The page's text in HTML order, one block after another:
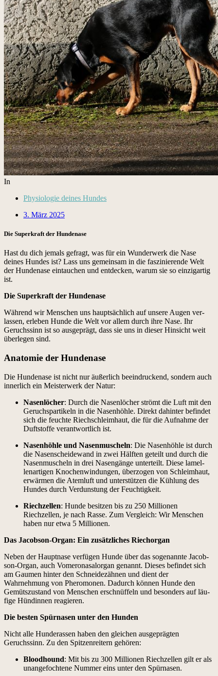
In
Physiologie deines Hundes
3. März 2025
Die Superkraft der Hundenase
Hast du dich jemals gefragt, was für ein Wun­der­w­erk die Nase
deines Hun­des ist? Lass uns gemein­sam in die faszinierende Welt
der Hun­de­nase ein­tauchen und ent­deck­en, warum sie so einzi­gar­tig
ist.
Die Superkraft der Hun­de­nase
Während wir Men­schen uns haupt­säch­lich auf unsere Augen ver­
lassen, erleben Hunde die Welt vor allem durch ihre Nase. Ihr
Geruchssinn ist so aus­geprägt, dass sie uns in dieser Hin­sicht weit
über­legen sind.
Anatomie der Hundenase
Die Hun­de­nase ist nicht nur äußer­lich beein­druck­end, son­dern auch
inner­lich ein Meis­ter­w­erk der Natur:
Nasen­löch­er: Durch die Nasen­löch­er strömt die Luft mit den
Geruchspar­tikeln in die Nasen­höh­le. Direkt dahin­ter befind­et
sich die feuchte Riech­schleimhaut, die für die Auf­nahme der
Duft­stoffe ver­ant­wortlich ist.
Nasen­höh­le und Nasen­muscheln: Die Nasen­höh­le ist durch
die Nasen­schei­de­wand in zwei Hälften geteilt und durch die
Nasen­muscheln in drei Nasen­gänge unterteilt. Diese lamel­
lenar­ti­gen Knochen­win­dun­gen, über­zo­gen von Schleimhaut,
erwär­men die Atem­luft und unter­stützen die Küh­lung des
Hun­des durch Ver­dun­stung der Feuchtigkeit.
Riechzellen: Hunde besitzen bis zu 250 Mil­lio­nen
Riechzellen, je nach Rasse. Zum Ver­gle­ich: Wir Men­schen
haben nur etwa 5 Mil­lio­nen.
Das Jacob­son-Organ: Ein zusät­zlich­es Riechor­gan
Neben der Haupt­nase ver­fü­gen Hunde über das soge­nan­nte Jacob­
son-Organ, auch Vomeronasa­lor­gan genan­nt. Dieses befind­et sich
am Gau­men hin­ter den Schnei­dezäh­nen und dient der
Wahrnehmung von Pheromo­nen. Dadurch kön­nen Hunde den
Gemüt­szu­s­tand von Men­schen erschnüf­feln und beson­ders auf läu­
fige Hündin­nen reagieren.
Die besten Spür­nasen unter den Hun­den
Nicht alle Hun­derassen haben den gle­ichen aus­geprägten
Geruchssinn. Zu den Spitzen­re­it­ern gehören:
Blood­hound: Mit bis zu 300 Mil­lio­nen Riechzellen gilt er als
unange­focht­ene Num­mer eins unter den Spür­nasen.